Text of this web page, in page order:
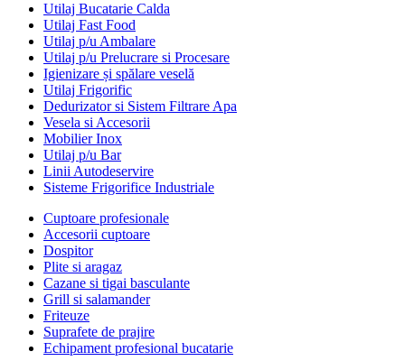
Utilaj Bucatarie Calda
Utilaj Fast Food
Utilaj p/u Ambalare
Utilaj p/u Prelucrare si Procesare
Igienizare și spălare veselă
Utilaj Frigorific
Dedurizator si Sistem Filtrare Apa
Vesela si Accesorii
Mobilier Inox
Utilaj p/u Bar
Linii Autodeservire
Sisteme Frigorifice Industriale
Cuptoare profesionale
Accesorii cuptoare
Dospitor
Plite si aragaz
Cazane si tigai basculante
Grill si salamander
Friteuze
Suprafete de prajire
Echipament profesional bucatarie